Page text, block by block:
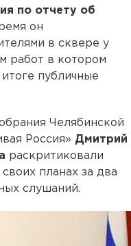
по отчету об
он
в сквере у
работ в котором
публичные
Челябинской
Россия» Дмитрий
раскритиковали
планах за два
слушаний.